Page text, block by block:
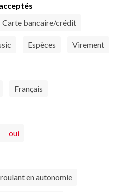
Carte bancaire/crédit
Espèces Virement
Français
oui
en autonomie